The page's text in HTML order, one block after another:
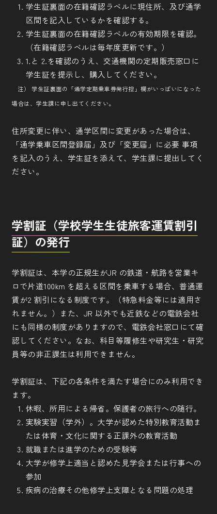
学生証裏面の在籍確認ラベルに現住所、及び通学
区間を記入しているかを確認する。
学生証裏面の在籍確認ラベルの有効期限を確認。
（在籍確認ラベルは毎年度更新です。）
1.と 2.を確認のうえ、交通機関の定期販売窓口に
学生証を提示し、購入してください。
注） 学生証裏面の「通学定期乗車券発行控」欄がいっぱいになった
場合は、学生課に申し出てください。
住所変更に伴い、通学区間に変更があった場合は、
「通学乗車区間登録届」及び「変更届」に必要 事項
を記入のうえ、学生証を添えて、学生課に提出してく
ださい。
学割証（学校学生生徒旅客運賃割引
証）の発行
学割証は、本学の正規生がJR の鉄道・航路を営業キ
ロで片道100km を超える区間を乗車する場合、普通運
賃が2 割引になる制度です。（特急料金等には適用さ
れません。）また、JR 以外でも近鉄などの電鉄会社
にも同様の制度がありますので、電鉄会社窓口にて確
認してください。なお、科目等履修生や研究生・研究
員等の非正課生は利用できません。
学割証は、下記の各条件を満たす場合にのみ利用でき
ます。
休暇、所用による帰省。保護者の旅行への随行。
実験実習（学外）。大学が認めた特別教育活動ま
たは体育・文化に関する正課外の教育活動
就職または進学のための受験等
大学が修学上適当と認めた見学会または行事への
参加
疾病の治療その他修学上支障となる問題の処理